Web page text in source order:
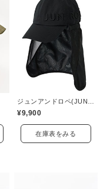
¥9,900
在庫表をみる